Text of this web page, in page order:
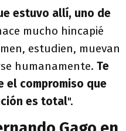
estuvo allí, uno de
mucho hincapié
estudien, muevan
humanamente. Te
el compromiso que
es total".